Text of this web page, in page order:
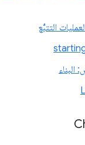
التتبُّع
البناء